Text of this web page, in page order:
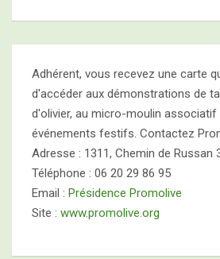
Adhérent, vous recevez une carte
d'accéder aux démonstrations de
d'olivier, au micro-moulin associatif
événements festifs. Contactez
Adresse : 1311, Chemin de Russan
Téléphone : 06 20 29 86 95
Email : Présidence Promolive
Site : www.promolive.org